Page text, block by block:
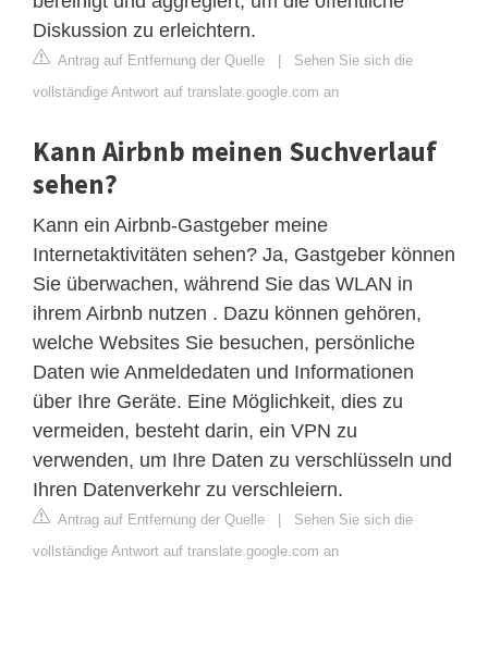
Diskussion zu erleichtern.
Antrag auf Entfernung der Quelle | Sehen Sie sich die
vollständige Antwort auf translate.google.com an
Kann Airbnb meinen Suchverlauf
sehen?
Kann ein Airbnb-Gastgeber meine
Internetaktivitäten sehen? Ja, Gastgeber können
Sie überwachen, während Sie das WLAN in
ihrem Airbnb nutzen . Dazu können gehören,
welche Websites Sie besuchen, persönliche
Daten wie Anmeldedaten und Informationen
über Ihre Geräte. Eine Möglichkeit, dies zu
vermeiden, besteht darin, ein VPN zu
verwenden, um Ihre Daten zu verschlüsseln und
Ihren Datenverkehr zu verschleiern.
Antrag auf Entfernung der Quelle | Sehen Sie sich die
vollständige Antwort auf translate.google.com an